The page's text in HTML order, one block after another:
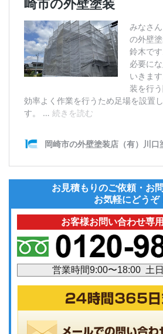
お見積もりのご依頼・お
お気軽にどうぞ
お客様お問い合わせ専
営業時間9:00〜18:00 土